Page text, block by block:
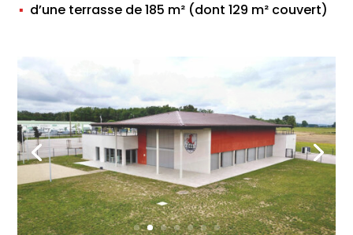
d’une terrasse de 185 m² (dont 129 m² couvert)